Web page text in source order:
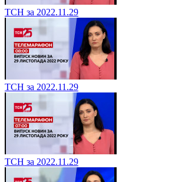
ТСН за 2022.11.29
ТСН за 2022.11.29
ТСН за 2022.11.29